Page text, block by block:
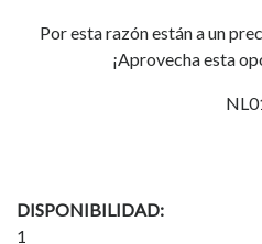
Por esta razón están a un
¡Aprovecha esta
DISPONIBILIDAD:
1